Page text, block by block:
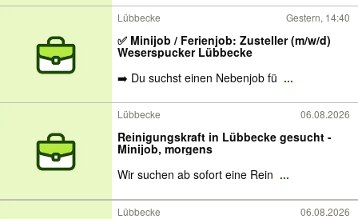
Lübbecke Gestern, 14:40
✅ Minijob / Ferienjob: Zusteller (m/w/d)
Weserspucker Lübbecke
➡️ Du suchst einen Nebenjob fü ...
Lübbecke 06.08.2026
Reinigungskraft in Lübbecke gesucht -
Minijob, morgens
Wir suchen ab sofort eine Rein ...
Lübbecke 06.08.2026